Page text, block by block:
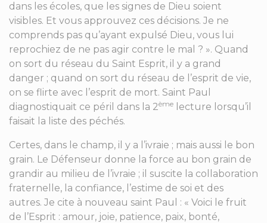
dans les écoles, que les signes de Dieu soient
visibles. Et vous approuvez ces décisions. Je ne
comprends pas qu’ayant expulsé Dieu, vous lui
reprochiez de ne pas agir contre le mal ? ». Quand
on sort du réseau du Saint Esprit, il y a grand
danger ; quand on sort du réseau de l’esprit de vie,
on se flirte avec l’esprit de mort. Saint Paul
diagnostiquait ce péril dans la 2ème
lecture lorsqu’il
faisait la liste des péchés.
Certes, dans le champ, il y a l’ivraie ; mais aussi le bon
grain. Le Défenseur donne la force au bon grain de
grandir au milieu de l’ivraie ; il suscite la collaboration
fraternelle, la confiance, l’estime de soi et des
autres. Je cite à nouveau saint Paul : « Voici le fruit
de l’Esprit : amour, joie, patience, paix, bonté,